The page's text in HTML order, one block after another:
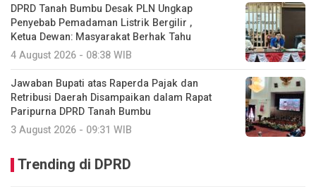
DPRD Tanah Bumbu Desak PLN Ungkap
Penyebab Pemadaman Listrik Bergilir ,
Ketua Dewan: Masyarakat Berhak Tahu
4 August 2026 - 08:38 WIB
Jawaban Bupati atas Raperda Pajak dan
Retribusi Daerah Disampaikan dalam Rapat
Paripurna DPRD Tanah Bumbu
3 August 2026 - 09:31 WIB
Trending di DPRD